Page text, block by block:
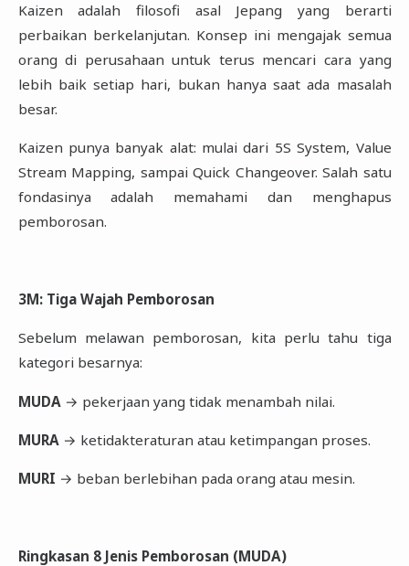
Kaizen adalah filosofi asal Jepang yang berarti
perbaikan berkelanjutan. Konsep ini mengajak semua
orang di perusahaan untuk terus mencari cara yang
lebih baik setiap hari, bukan hanya saat ada masalah
besar.
Kaizen punya banyak alat: mulai dari 5S System, Value
Stream Mapping, sampai Quick Changeover. Salah satu
fondasinya adalah memahami dan menghapus
pemborosan.
3M: Tiga Wajah Pemborosan
Sebelum melawan pemborosan, kita perlu tahu tiga
kategori besarnya:
MUDA → pekerjaan yang tidak menambah nilai.
MURA → ketidakteraturan atau ketimpangan proses.
MURI → beban berlebihan pada orang atau mesin.
Ringkasan 8 Jenis Pemborosan (MUDA)